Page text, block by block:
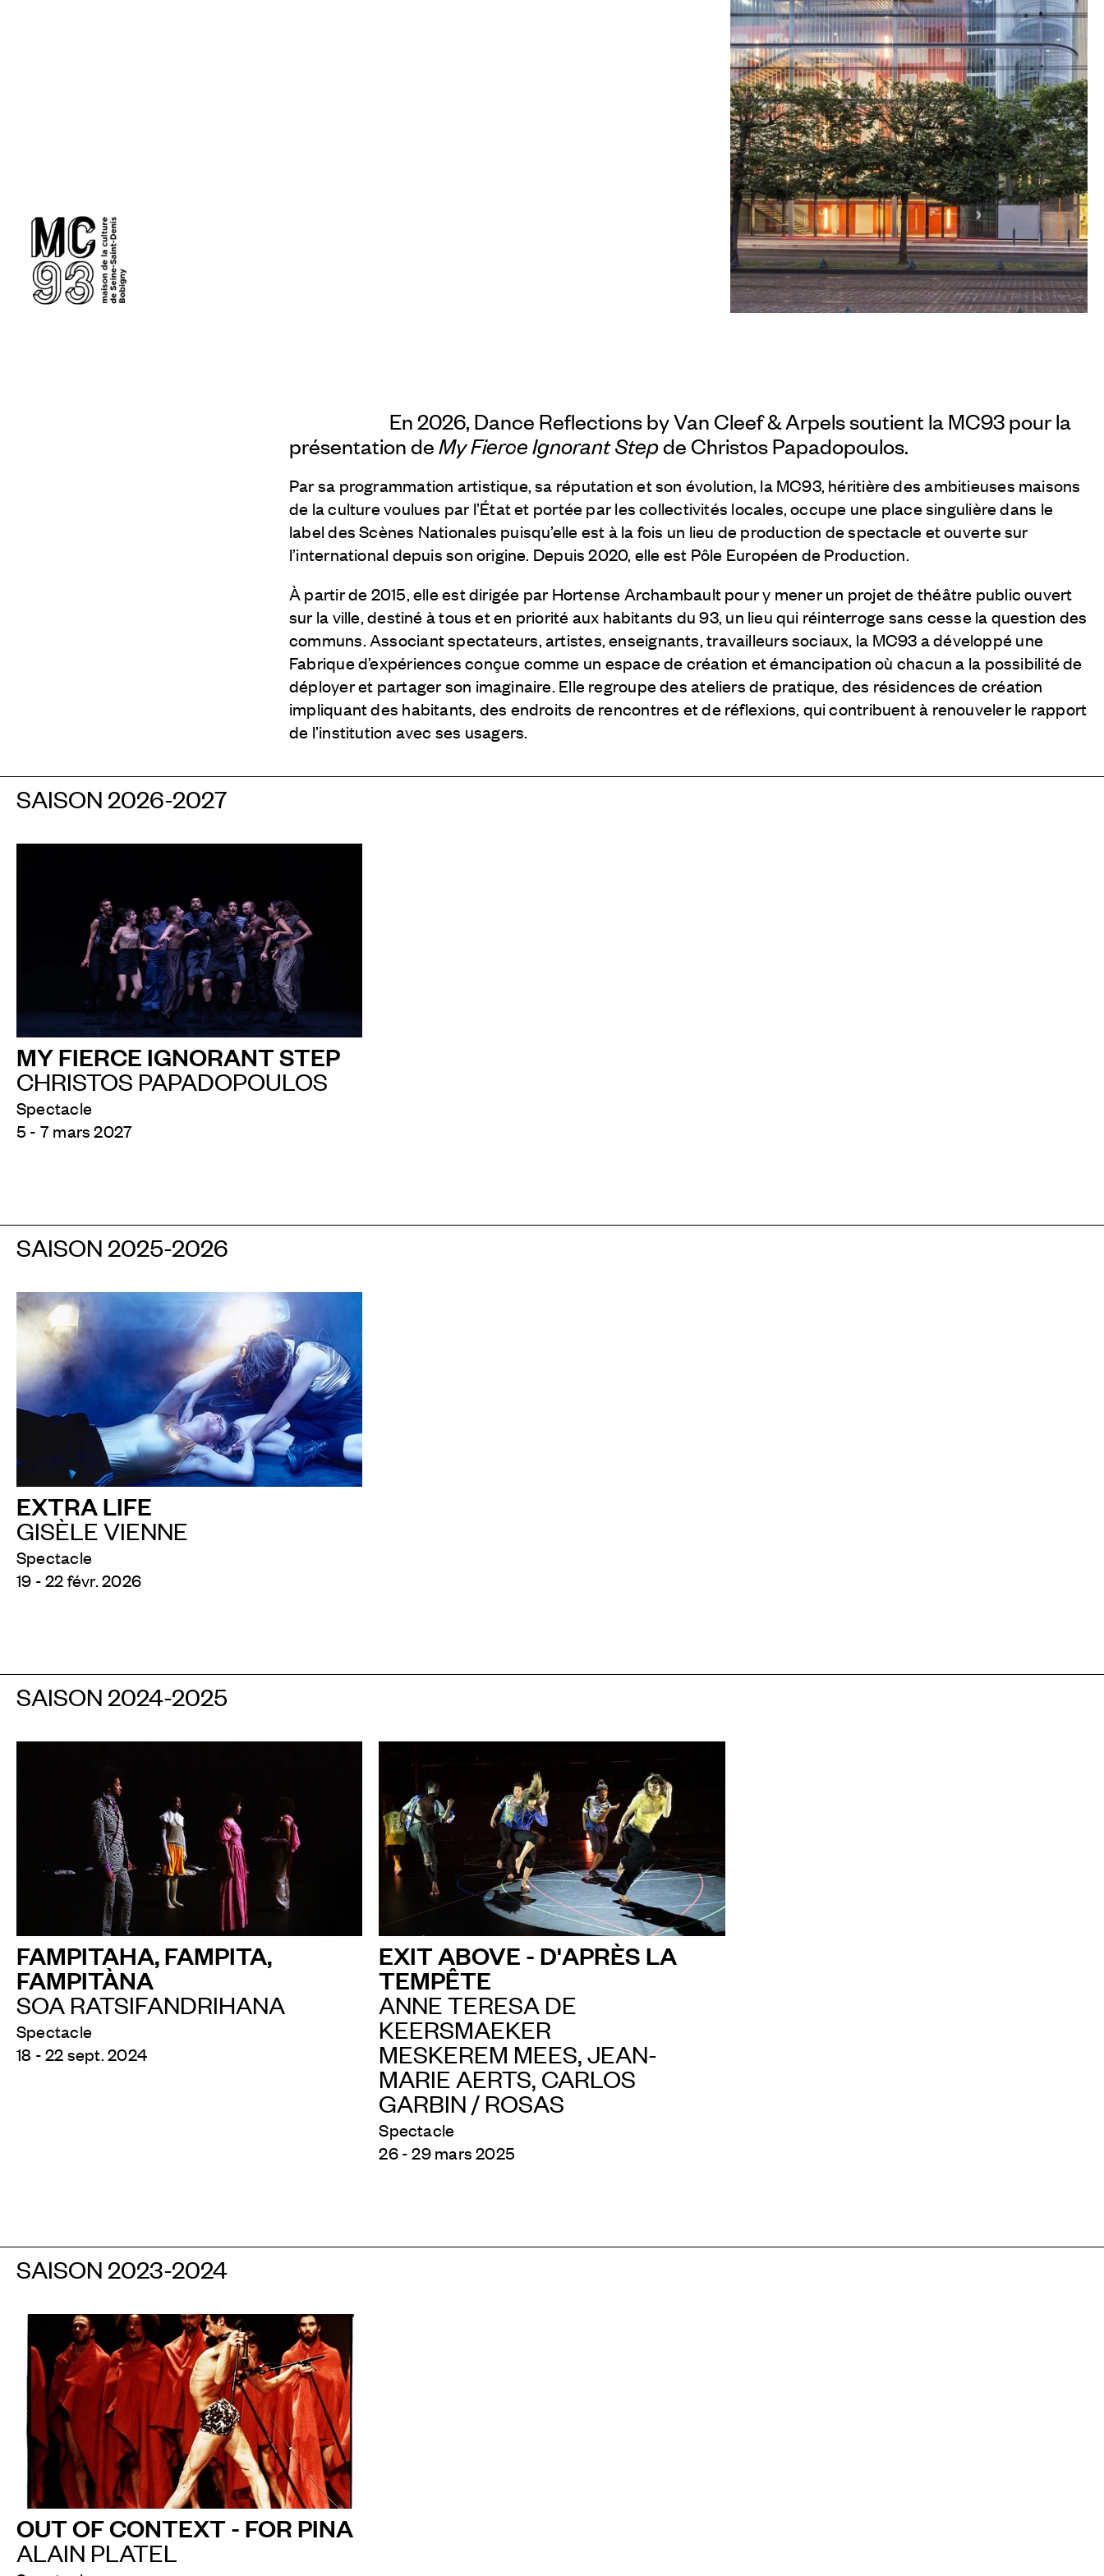
En 2026, Dance Reflections byVan Cleef & Arpelssoutient la MC93 pour la
présentation deMy Fierce Ignorant Stepde Christos Papadopoulos.
Par sa programmation artistique, sa réputation et son évolution, la MC93, héritière des ambitieuses maisons
de la culture voulues par l’État et portée par les collectivités locales, occupe une place singulière dans le
label des Scènes Nationales puisqu’elle est à la fois un lieu de production de spectacle et ouverte sur
l’international depuis son origine. Depuis 2020, elle est Pôle Européen de Production.
À partir de 2015, elle est dirigée par Hortense Archambault pour y mener un projet de théâtre public ouvert
sur la ville, destiné à tous et en priorité aux habitants du 93, un lieu qui réinterroge sans cesse la question des
communs. Associant spectateurs, artistes, enseignants, travailleurs sociaux, la MC93 a développé une
Fabrique d’expériences conçue comme un espace de création et émancipation où chacun a la possibilité de
déployer et partager son imaginaire. Elle regroupe des ateliers de pratique, des résidences de création
impliquant des habitants, des endroits de rencontres et de réflexions, qui contribuent à renouveler le rapport
de l’institution avec ses usagers.
SAISON 2026-2027
MY FIERCE IGNORANT STEP
CHRISTOS PAPADOPOULOS
Spectacle
5 - 7 mars 2027
SAISON 2025-2026
EXTRA LIFE
GISÈLE VIENNE
Spectacle
19 - 22 févr. 2026
SAISON 2024-2025
FAMPITAHA, FAMPITA,
FAMPITÀNA
SOA RATSIFANDRIHANA
Spectacle
18 - 22 sept. 2024
EXIT ABOVE - D'APRÈS LA
TEMPÊTE
ANNE TERESA DE
KEERSMAEKER
MESKEREM MEES, JEAN-
MARIE AERTS, CARLOS
GARBIN / ROSAS
Spectacle
26 - 29 mars 2025
SAISON 2023-2024
OUT OF CONTEXT - FOR PINA
ALAIN PLATEL